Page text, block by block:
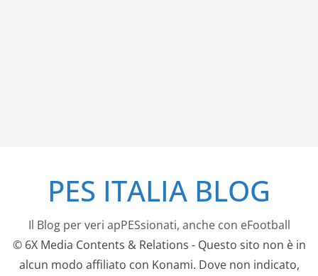
contenutoPES ITALIA BLOG
Il Blog per veri apPESsionati, anche con eFootball
© 6X Media Contents & Relations - Questo sito non è in
alcun modo affiliato con Konami. Dove non indicato,